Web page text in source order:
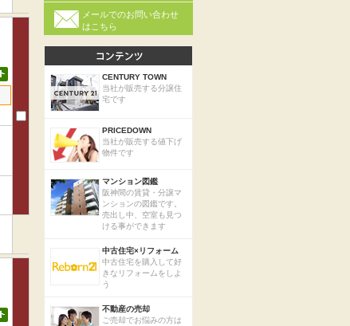
メールでのお問い合わせ
はこちら
CENTURY TOWN
当社が販売する分譲住
宅です
PRICEDOWN
当社が販売する値下げ
物件です
マンション図鑑
阪神間の賃貸・分譲マ
ンションの図鑑です。
売出し中、空室も見つ
ける事ができます
中古住宅×リフォーム
中古住宅を購入して好
きなリフォームをしよ
う
不動産の売却
ご売却でお悩みの方は